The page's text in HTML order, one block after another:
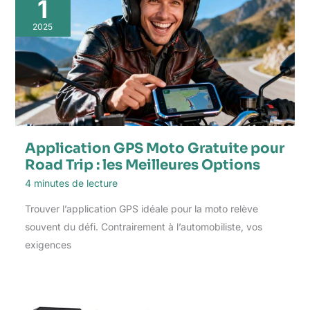
1
2025
Application GPS Moto Gratuite pour
Road Trip : les Meilleures Options
4 minutes de lecture
Trouver l’application GPS idéale pour la moto relève
souvent du défi. Contrairement à l’automobiliste, vos
exigences